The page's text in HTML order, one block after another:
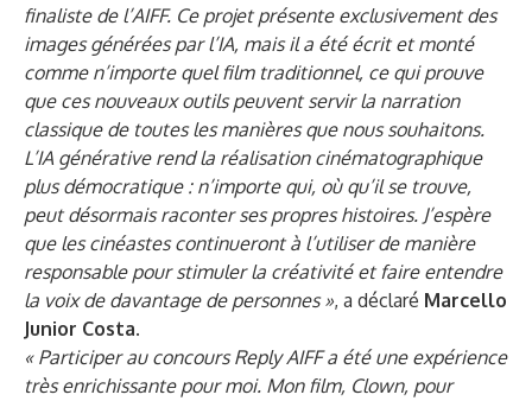
finaliste de l’AIFF. Ce projet présente exclusivement des
images générées par l’IA, mais il a été écrit et monté
comme n’importe quel film traditionnel, ce qui prouve
que ces nouveaux outils peuvent servir la narration
classique de toutes les manières que nous souhaitons.
L’IA générative rend la réalisation cinématographique
plus démocratique : n’importe qui, où qu’il se trouve,
peut désormais raconter ses propres histoires. J’espère
que les cinéastes continueront à l’utiliser de manière
responsable pour stimuler la créativité et faire entendre
la voix de davantage de personnes », a déclaré Marcello
Junior Costa.
« Participer au concours Reply AIFF a été une expérience
très enrichissante pour moi. Mon film, Clown, pour